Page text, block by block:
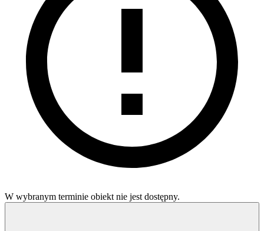
W wybranym terminie obiekt nie jest dostępny.